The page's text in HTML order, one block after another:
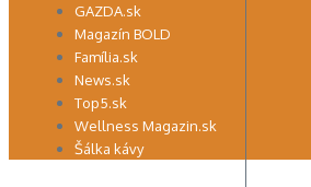
GAZDA.sk
Magazín BOLD
Família.sk
News.sk
Top5.sk
Wellness Magazin.sk
Šálka kávy